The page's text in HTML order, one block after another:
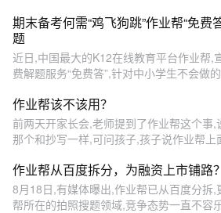
期末备考何需“鸡飞狗跳”作业帮“免费
题
近日,中国最大的K12在线教育平台作业帮,
费解题服务“免费答”,针对中小学生不会做
作业帮该不该用？
前两天开家长会,老师提到了作业帮这个事,
那个和抄写一样,可问孩子,孩子说作业帮上
作业帮从百度拆分，为融资上市铺路？
8月18日,有媒体曝出,作业帮已从百度分拆
帮所在的拍照搜题领域,竞争态势一直不容